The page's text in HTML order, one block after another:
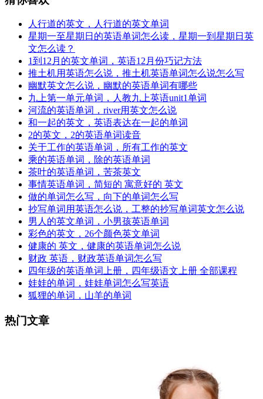
人行道的英文，人行道的英文单词
星期一至星期日的英语单词怎么读，星期一到星期日英
文怎么读？
1到12月的英文单词，英语12月份巧记方法
推土机用英语怎么说，推土机英语单词怎么说怎么写
幽默英文怎么说，幽默的英语单词有哪些
九上第一单元单词，人教九上英语unit1单词
河流的英语单词，river用英文怎么说
和一起的英文，英语表达在一起的单词
2的英文，2的英语单词读音
关于工作的英语单词，所有工作的英文
乘的英语单词，除的英语单词
茶叶的英语单词，苦茶英文
事情英语单词，简短的 寓意好的 英文
做的单词怎么写，向下的单词怎么写
抄写单词用英语怎么说，工整的抄写单词英文怎么说
男人的英文单词，小男孩英语单词
彩色的英文，26个颜色英文单词
健康的 英文，健康的英语单词怎么说
财政 英语，财政英语单词怎么写
四年级的英语单词上册，四年级语文上册 全部课程
娃娃的单词，娃娃单词怎么写英语
狐狸的单词，山羊的单词
热门文章